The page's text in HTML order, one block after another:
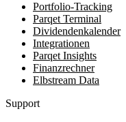
Portfolio-Tracking
Parqet Terminal
Dividendenkalender
Integrationen
Parqet Insights
Finanzrechner
Elbstream Data
Support